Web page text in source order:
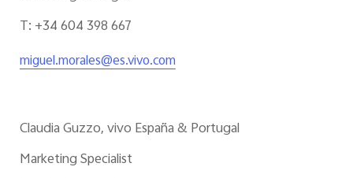
T: +34 604 398 667
miguel.morales@es.vivo.com
Claudia Guzzo, vivo España & Portugal
Marketing Specialist